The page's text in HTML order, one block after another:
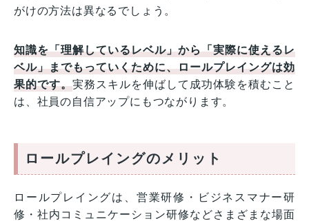
がけの方法は異なるでしょう。
知識を「理解しているレベル」から「実際に使えるレ
ベル」までもっていくために、ロールプレイングは効
果的です。実務スキルを伸ばして成功体験を積むこと
は、社員の自信アップにもつながります。
ロールプレイングのメリット
ロールプレイングは、営業研修・ビジネスマナー研
修・社内コミュニケーション研修などさまざまな場面